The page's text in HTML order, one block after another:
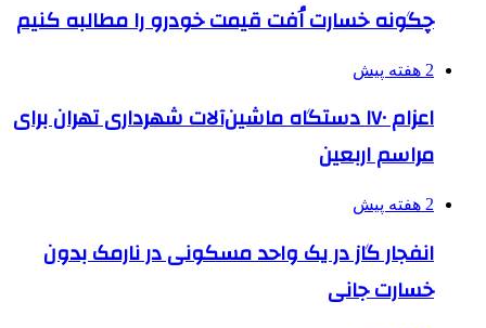
چگونه خسارت اُفت قیمت خودرو را مطالبه کنیم
2 هفته پیش
اعزام ۱۷۰ دستگاه ماشین‌آلات شهرداری تهران برای
مراسم اربعین
2 هفته پیش
انفجار گاز در یک واحد مسکونی در نارمک بدون
خسارت جانی